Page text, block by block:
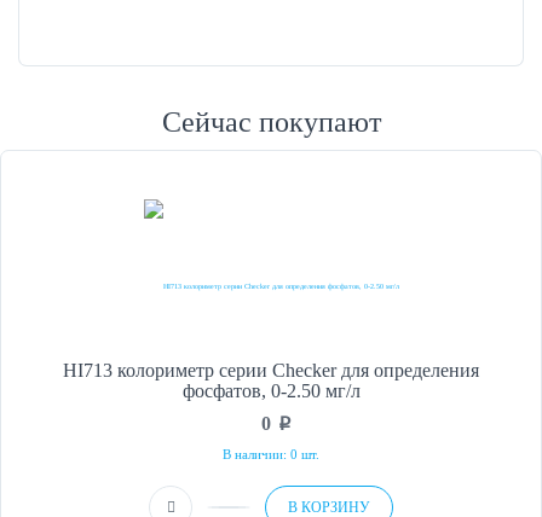
Сейчас покупают
HI713 колориметр серии Checker для определения
фосфатов, 0-2.50 мг/л
0 p
В наличии: 0 шт.
В КОРЗИНУ